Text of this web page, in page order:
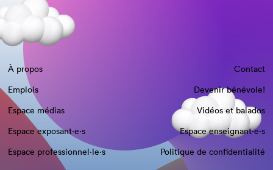
À propos
Contact
Emplois
Devenir bénévole!
Espace médias
Vidéos et balados
Espace exposant·e⋅s
Espace enseignant·e⋅s
Espace professionnel·le⋅s
Politique de confidentialité